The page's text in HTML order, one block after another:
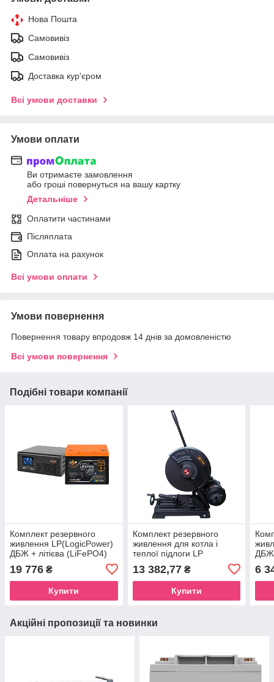
Нова Пошта
Самовивіз
Самовивіз
Доставка кур'єром
Всі умови доставки
Умови оплати
Ви отримаєте замовлення
або гроші повернуться на вашу картку
Детальніше
Оплатити частинами
Післяплата
Оплата на рахунок
Всі умови оплати
Умови повернення
Повернення товару впродовж 14 днів за домовленістю
Всі умови повернення
Подібні товари компанії
Комплект резервного
живлення LP(LogicPower)
ДБЖ + літієва (LiFePO4)
АКБ LiFePO4 1280W)
19 776 ₴
Купити
Комплект резервного
живлення для котла і
теплої підлоги LP
мультигелева батарея
(UPS B800VA + АКБ MG
13 382,77₴
Купити
ДБЖ
6
Акційні пропозиції та новинки